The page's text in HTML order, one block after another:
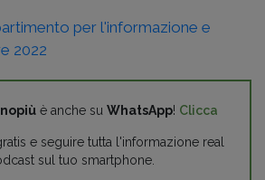
per l'informazione e
2022
è anche su WhatsApp! Clicca
e seguire tutta l'informazione real
sul tuo smartphone.